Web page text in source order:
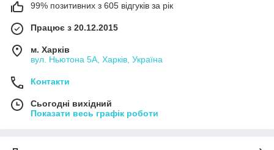
99% позитивних з 605 відгуків за рік
Працює з 20.12.2015
м. Харків
вул. Ньютона 5А, Харків, Україна
Контакти
Сьогодні вихідний
Показати весь графік роботи